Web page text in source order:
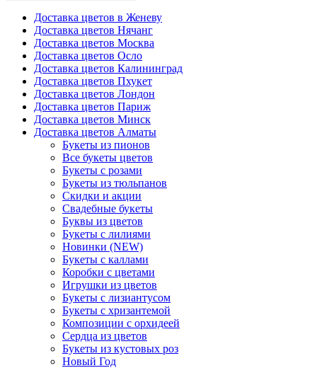
Доставка цветов в Женеву
Доставка цветов Нячанг
Доставка цветов Москва
Доставка цветов Осло
Доставка цветов Калининград
Доставка цветов Пхукет
Доставка цветов Лондон
Доставка цветов Париж
Доставка цветов Минск
Доставка цветов Алматы
Букеты из пионов
Все букеты цветов
Букеты с розами
Букеты из тюльпанов
Скидки и акции
Свадебные букеты
Буквы из цветов
Букеты с лилиями
Новинки (NEW)
Букеты с каллами
Коробки с цветами
Игрушки из цветов
Букеты с лизиантусом
Букеты с хризантемой
Композиции с орхидеей
Сердца из цветов
Букеты из кустовых роз
Новый Год